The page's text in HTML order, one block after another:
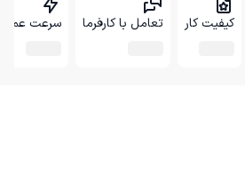
کیفیت کار تعامل با کارفرما سرعت عمل